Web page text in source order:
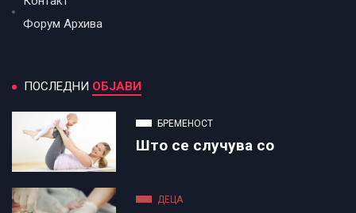
Форум Архива
ПОСЛЕДНИ ОБЈАВИ
БРЕМЕНОСТ
Што се случува со
ДЕЦА